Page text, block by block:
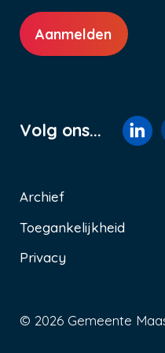
Aanmelden
Volg ons...
Voet
Archief
Toegankelijkheid
Privacy
© 2026 Gemeente